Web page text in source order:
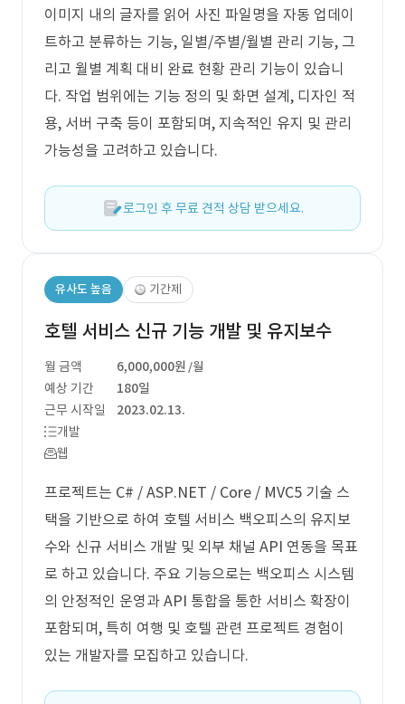
이미지 내의 글자를 읽어 사진 파일명을 자동 업데이
트하고 분류하는 기능, 일별/주별/월별 관리 기능, 그
리고 월별 계획 대비 완료 현황 관리 기능이 있습니
다. 작업 범위에는 기능 정의 및 화면 설계, 디자인 적
용, 서버 구축 등이 포함되며, 지속적인 유지 및 관리
가능성을 고려하고 있습니다.
로그인 후 무료 견적 상담 받으세요.
유사도 높음 기간제
호텔 서비스 신규 기능 개발 및 유지보수
월 금액 6,000,000원 /월
예상 기간
180일
근무 시작일
2023.02.13.
개발
웹
프로젝트는 C# / ASP.NET / Core / MVC5 기술 스
택을 기반으로 하여 호텔 서비스 백오피스의 유지보
수와 신규 서비스 개발 및 외부 채널 API 연동을 목표
로 하고 있습니다. 주요 기능으로는 백오피스 시스템
의 안정적인 운영과 API 통합을 통한 서비스 확장이
포함되며, 특히 여행 및 호텔 관련 프로젝트 경험이
있는 개발자를 모집하고 있습니다.